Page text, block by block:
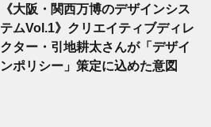
《大阪・関西万博のデザインシス
テムVol.1》クリエイティブディレ
クター・引地耕太さんが「デザイ
ンポリシー」策定に込めた意図